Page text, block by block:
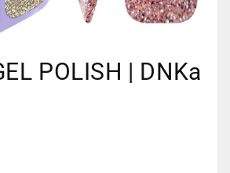
POLISH | DNKa